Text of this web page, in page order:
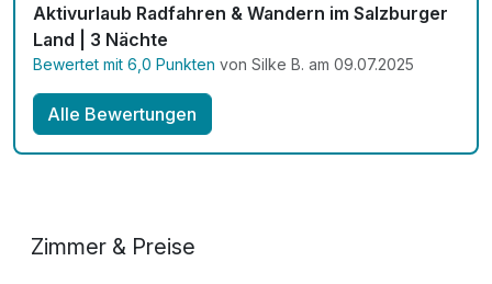
Aktivurlaub Radfahren & Wandern im Salzburger
Land | 3 Nächte
Bewertet mit 6,0 Punkten von Silke B. am 09.07.2025
Alle Bewertungen
Zimmer & Preise